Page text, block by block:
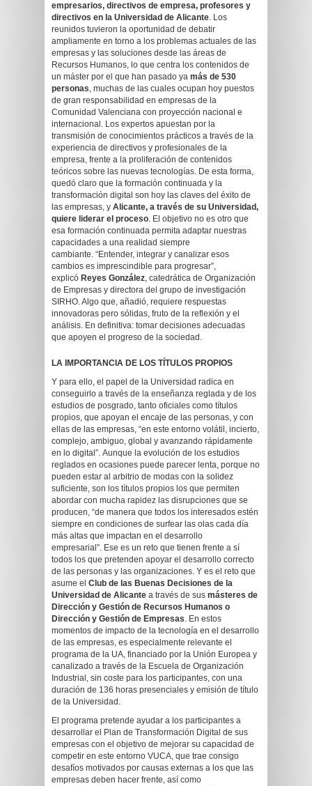
empresarios, directivos de empresa, profesores y
directivos en la Universidad de Alicante. Los
reunidos tuvieron la oportunidad de debatir
ampliamente en torno a los problemas actuales de las
empresas y las soluciones desde las áreas de
Recursos Humanos, lo que centra los contenidos de
un máster por el que han pasado ya más de 530
personas, muchas de las cuales ocupan hoy puestos
de gran responsabilidad en empresas de la
Comunidad Valenciana con proyección nacional e
internacional. Los expertos apuestan por la
transmisión de conocimientos prácticos a través de la
experiencia de directivos y profesionales de la
empresa, frente a la proliferación de contenidos
teóricos sobre las nuevas tecnologías. De esta forma,
quedó claro que la formación continuada y la
transformación digital son hoy las claves del éxito de
las empresas, y Alicante, a través de su Universidad,
quiere liderar el proceso. El objetivo no es otro que
esa formación continuada permita adaptar nuestras
capacidades a una realidad siempre
cambiante. “Entender, integrar y canalizar esos
cambios es imprescindible para progresar”,
explicó Reyes González, catedrática de Organización
de Empresas y directora del grupo de investigación
SIRHO. Algo que, añadió, requiere respuestas
innovadoras pero sólidas, fruto de la reflexión y el
análisis. En definitiva: tomar decisiones adecuadas
que apoyen el progreso de la sociedad.
LA IMPORTANCIA DE LOS TÍTULOS PROPIOS
Y para ello, el papel de la Universidad radica en
conseguirlo a través de la enseñanza reglada y de los
estudios de posgrado, tanto oficiales como títulos
propios, que apoyan el encaje de las personas, y con
ellas de las empresas, “en este entorno volátil, incierto,
complejo, ambiguo, global y avanzando rápidamente
en lo digital”. Aunque la evolución de los estudios
reglados en ocasiones puede parecer lenta, porque no
pueden estar al arbitrio de modas con la solidez
suficiente, son los títulos propios los que permiten
abordar con mucha rapidez las disrupciones que se
producen, “de manera que todos los interesados estén
siempre en condiciones de surfear las olas cada día
más altas que impactan en el desarrollo
empresarial”. Ese es un reto que tienen frente a sí
todos los que pretenden apoyar el desarrollo correcto
de las personas y las organizaciones. Y es el reto que
asume el Club de las Buenas Decisiones de la
Universidad de Alicante a través de sus másteres de
Dirección y Gestión de Recursos Humanos o
Dirección y Gestión de Empresas. En estos
momentos de impacto de la tecnología en el desarrollo
de las empresas, es especialmente relevante el
programa de la UA, financiado por la Unión Europea y
canalizado a través de la Escuela de Organización
Industrial, sin coste para los participantes, con una
duración de 136 horas presenciales y emisión de título
de la Universidad.
El programa pretende ayudar a los participantes a
desarrollar el Plan de Transformación Digital de sus
empresas con el objetivo de mejorar su capacidad de
competir en este entorno VUCA, que trae consigo
desafíos motivados por causas externas a los que las
empresas deben hacer frente, así como